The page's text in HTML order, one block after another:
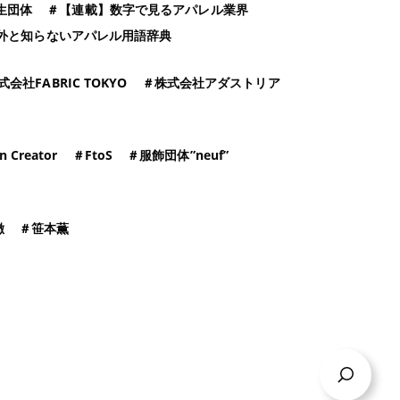
団体 ＃
【連載】数字で見るアパレル業界
と知らないアパレル用語辞典
会社FABRIC TOKYO ＃株式会社アダストリア
Creator ＃FtoS ＃服飾団体”neuf”
＃笹本薫